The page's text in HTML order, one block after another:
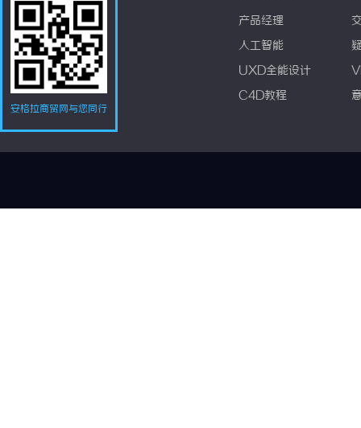
安格拉商贸网与您同行
产品经理
人工智能
UXD全能设计
C4D教程